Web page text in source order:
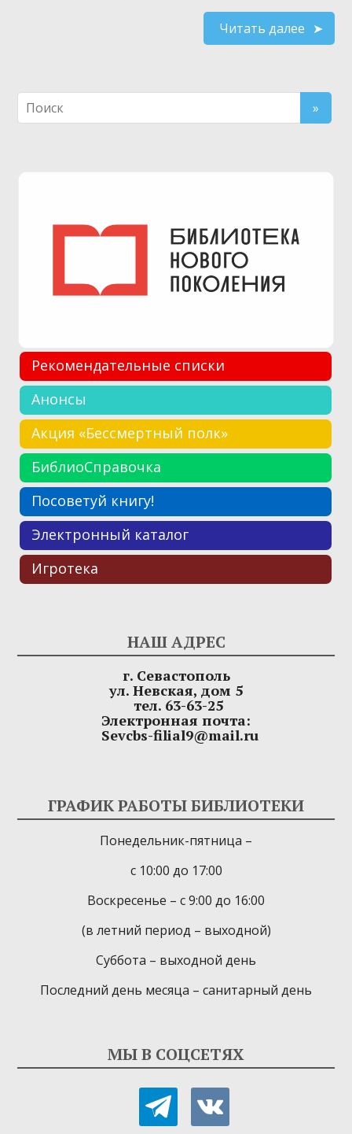
Читать далее
Рекомендательные списки
Анонсы
Акция «Бессмертный полк»
БиблиоСправочка
Посоветуй книгу!
Электронный каталог
Игротека
НАШ АДРЕС
г. Севастополь
ул. Невская, дом 5
тел. 63-63-25
Электронная почта:
Sevcbs-filial9@mail.ru
ГРАФИК РАБОТЫ БИБЛИОТЕКИ
Понедельник-пятница –
с 10:00 до 17:00
Воскресенье – с 9:00 до 16:00
(в летний период – выходной)
Суббота – выходной день
Последний день месяца – санитарный день
МЫ В СОЦСЕТЯХ
telegramvkontakte